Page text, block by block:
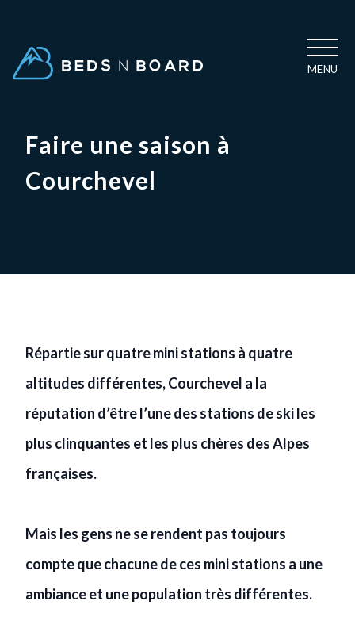
MENU
Faire une saison à
Courchevel
Répartie sur quatre mini stations à quatre
altitudes différentes, Courchevel a la
réputation d’être l’une des stations de ski les
plus clinquantes et les plus chères des Alpes
françaises.
Mais les gens ne se rendent pas toujours
compte que chacune de ces mini stations a une
ambiance et une population très différentes.